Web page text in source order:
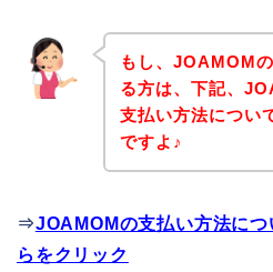
もし、JOAMOM
る方は、下記、
支払い方法につい
ですよ♪
⇒JOAMOMの支払い方法に
らをクリック